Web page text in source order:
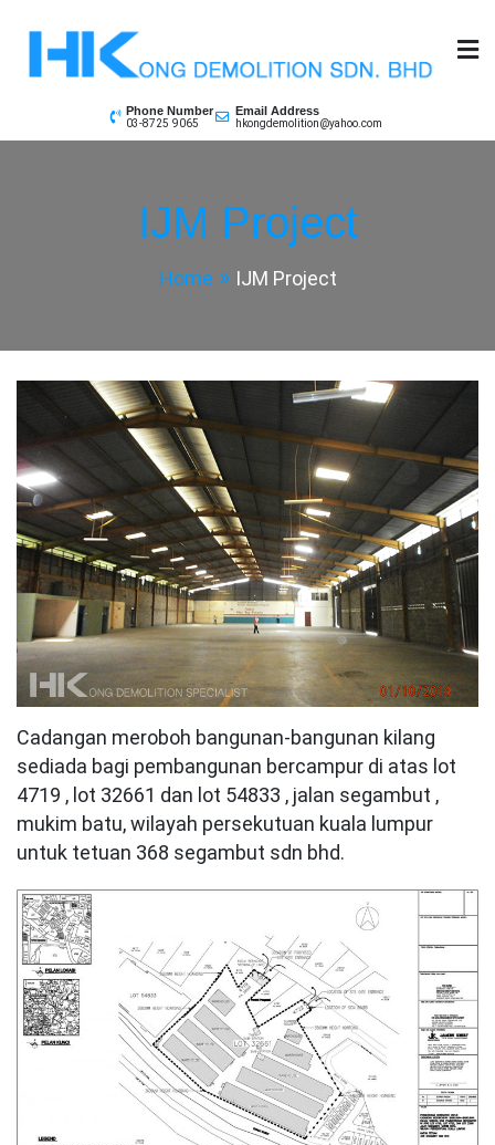
content
Phone Number
03-8725 9065
Email Address
hkongdemolition@yahoo.com
IJM Project
Home IJM Project
Cadangan meroboh bangunan-bangunan kilang
sediada bagi pembangunan bercampur di atas lot
4719 , lot 32661 dan lot 54833 , jalan segambut ,
mukim batu, wilayah persekutuan kuala lumpur
untuk tetuan 368 segambut sdn bhd.